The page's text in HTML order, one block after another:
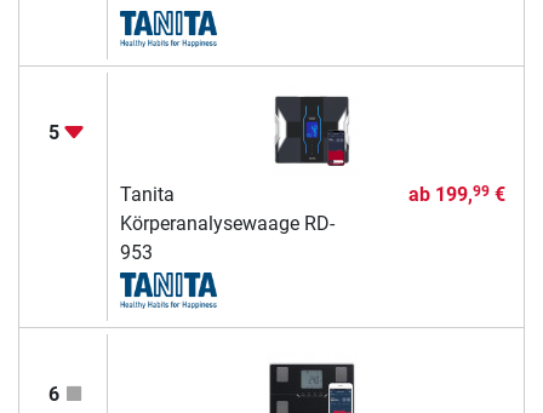
5
Tanita
Körperanalysewaage RD-
953
ab 199,99€
6